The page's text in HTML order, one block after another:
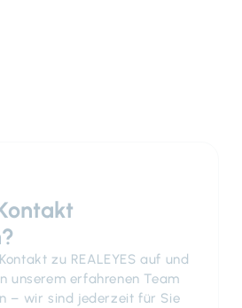
zu REALEYES auf und
unserem erfahrenen Team
– wir sind jederzeit für Sie